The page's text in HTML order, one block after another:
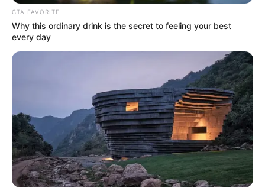
νεκρό
Πότε θα έρθει το ρεύμα στη Χαλκίδα;
Ακολουθήστε το evianews.com στο
Google
ΤΑ ΠΙΟ ΔΗΜΟΦΙΛΗ
CTA FAVORITE
Why this ordinary drink is the secret to feeling your best
every day